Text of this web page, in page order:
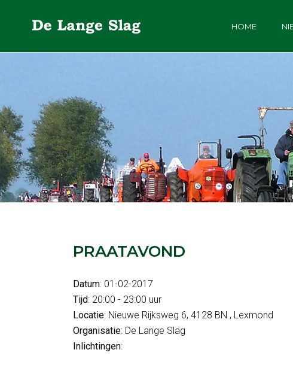
HOME
PRAATAVOND
Datum: 01-02-2017
Tijd: 20:00 - 23:00 uur
Locatie: Nieuwe Rijksweg 6, 4128 BN , Lexmond
Organisatie: De Lange Slag
Inlichtingen: